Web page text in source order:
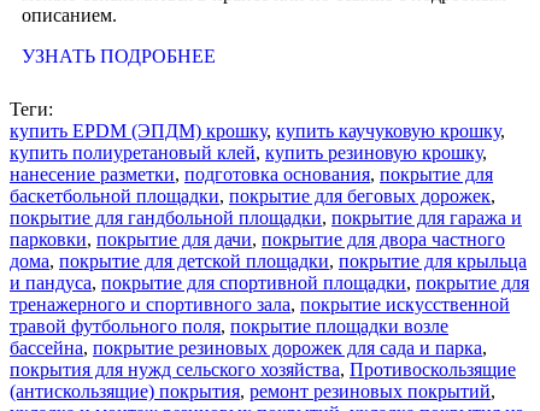
описанием.
УЗНАТЬ ПОДРОБНЕЕ
Теги:
купить EPDM (ЭПДМ) крошку, купить каучуковую крошку,
купить полиуретановый клей, купить резиновую крошку,
нанесение разметки, подготовка основания, покрытие для
баскетбольной площадки, покрытие для беговых дорожек,
покрытие для гандбольной площадки, покрытие для гаража и
парковки, покрытие для дачи, покрытие для двора частного
дома, покрытие для детской площадки, покрытие для крыльца
и пандуса, покрытие для спортивной площадки, покрытие для
тренажерного и спортивного зала, покрытие искусственной
травой футбольного поля, покрытие площадки возле
бассейна, покрытие резиновых дорожек для сада и парка,
покрытия для нужд сельского хозяйства, Противоскользящие
(антискользящие) покрытия, ремонт резиновых покрытий,